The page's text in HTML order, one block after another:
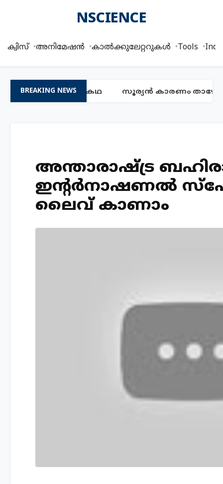
NSCIENCE
ക്വിസ് അനിമേഷൻ കാൽക്കുലേറ്ററുകൾ Tools
BREAKING NEWS
യുവതിയുടെ കഥ സൂര്യൻ കാരണം താഴേക്കു
അന്താരാഷ്ട്ര
ഇന്റര്‍നാഷണല്‍
ലൈവ് കാണാം